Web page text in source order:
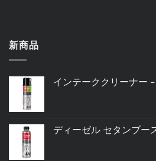
新商品
インテーククリーナー
ディーゼル セタンブー